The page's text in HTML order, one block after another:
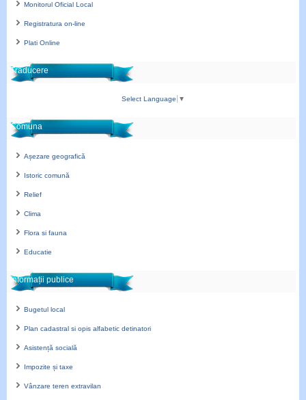
Monitorul Oficial Local
Registratura on-line
Plati Online
Traducere
Select Language ▼
Comuna
Așezare geografică
Istoric comună
Relief
Clima
Flora si fauna
Educatie
Informații publice
Bugetul local
Plan cadastral si opis alfabetic detinatori
Asistență socială
Impozite și taxe
Vânzare teren extravilan